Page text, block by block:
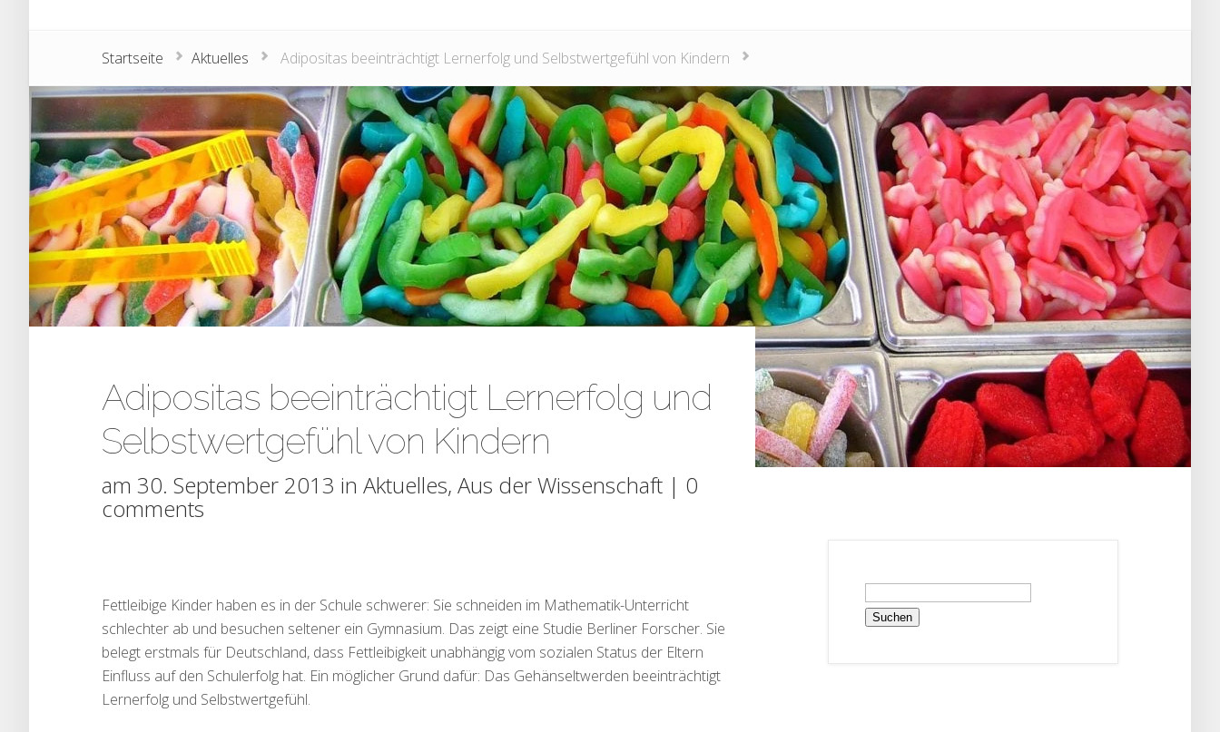
Startseite Aktuelles Adipositas beeinträchtigt Lernerfolg und Selbstwertgefühl von Kindern
Adipositas beeinträchtigt Lernerfolg und
Selbstwertgefühl von Kindern
am 30. September 2013 in Aktuelles, Aus der Wissenschaft | 0
comments
Fettleibige Kinder haben es in der Schule schwerer: Sie schneiden im Mathematik-Unterricht
schlechter ab und besuchen seltener ein Gymnasium. Das zeigt eine Studie Berliner Forscher. Sie
belegt erstmals für Deutschland, dass Fettleibigkeit unabhängig vom sozialen Status der Eltern
Einfluss auf den Schulerfolg hat. Ein möglicher Grund dafür: Das Gehänseltwerden beeinträchtigt
Lernerfolg und Selbstwertgefühl.
Suchen
nach: